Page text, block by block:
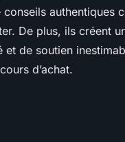
conseils authentiques
De plus, ils créent
et de soutien
d’achat.